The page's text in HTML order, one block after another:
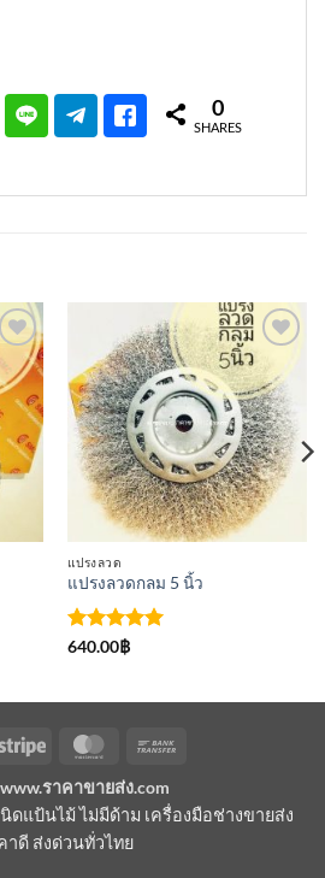
0
SHARES
า
ม
เพิ่มเข้า
ใน
รายการ
ที่
ติดตาม
แปรงลวด
แปรงลวดกลม 5 นิ้ว
ให้คะแนน
640.00฿
Stripe MasterCard
www.ราคาขายส่ง.com
ดแป้นไม้ ไม่มีด้าม เครื่องมือช่างขายส่ง
าดี ส่งด่วนทั่วไทย